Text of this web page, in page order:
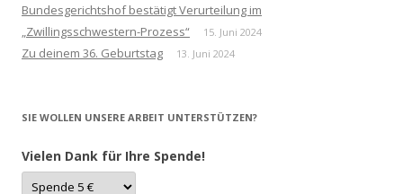
Bundesgerichtshof bestätigt Verurteilung im
„Zwillingsschwestern-Prozess“
15. Juni 2024
Zu deinem 36. Geburtstag 13. Juni 2024
SIE WOLLEN UNSERE ARBEIT UNTERSTÜTZEN?
Vielen Dank für Ihre Spende!